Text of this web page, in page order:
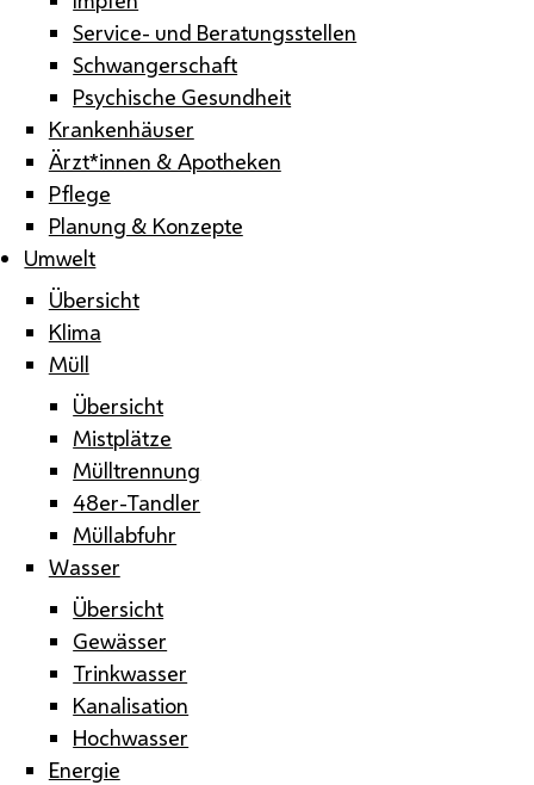
Service- und Beratungsstellen
Schwangerschaft
Psychische Gesundheit
Krankenhäuser
Ärzt*innen & Apotheken
Pflege
Planung & Konzepte
Umwelt
Übersicht
Klima
Müll
Übersicht
Mistplätze
Mülltrennung
48er-Tandler
Müllabfuhr
Wasser
Übersicht
Gewässer
Trinkwasser
Kanalisation
Hochwasser
Energie